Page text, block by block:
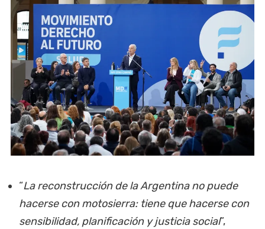
“La reconstrucción de la Argentina no puede
hacerse con motosierra: tiene que hacerse con
sensibilidad, planificación y justicia social”,